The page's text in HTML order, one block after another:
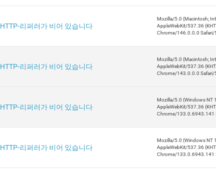
HTTP-리퍼러가 비어 있습니다
Mozilla/5.0 (Macintosh;
AppleWebKit/537.36
Chrome/146.0.0.0 Safari/
HTTP-리퍼러가 비어 있습니다
Mozilla/5.0 (Macintosh;
AppleWebKit/537.36
Chrome/143.0.0.0 Safari/
HTTP-리퍼러가 비어 있습니다
Mozilla/5.0 (Windows NT
AppleWebKit/537.36
Chrome/133.0.6943.141
HTTP-리퍼러가 비어 있습니다
Mozilla/5.0 (Windows NT
AppleWebKit/537.36
Chrome/133.0.6943.141